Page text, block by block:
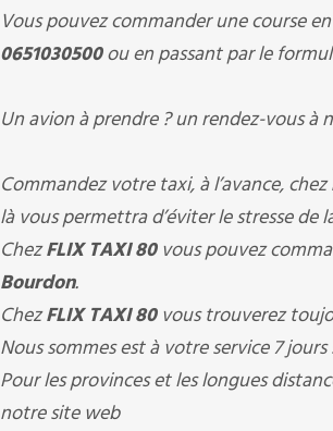
Vous pouvez commander une course
0651030500ou en passant par le
Un avion à prendre ? un rendez-vous à
Commandez votre taxi, à l’avance, chez
là vous permettra d’éviter le stresse de
ChezFLIX TAXI 80vous pouvez
Bourdon.
ChezFLIX TAXI 80vous trouverez
Nous sommes est à votre service 7
Pour les provinces et les longues
notre site web